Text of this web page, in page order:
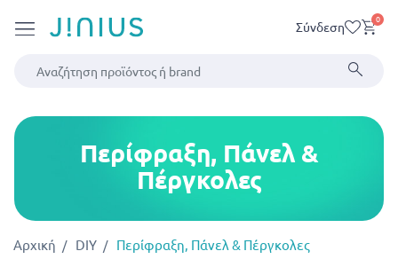
Σύνδεση 0
Περίφραξη, Πάνελ &
Πέργκολες
Αρχική DIY Περίφραξη, Πάνελ & Πέργκολες